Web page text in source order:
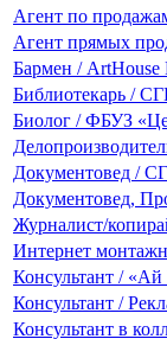
Агент по
Агент прямых
Бармен / ArtHouse
Библиотекарь /
Биолог / ФБУЗ
Документовед /
Документовед,
Журналист/
Интернет
Консультант /
Консультант /
Консультант в